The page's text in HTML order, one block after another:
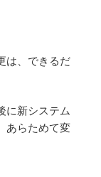
は、できるだ
に新システム
あらためて変